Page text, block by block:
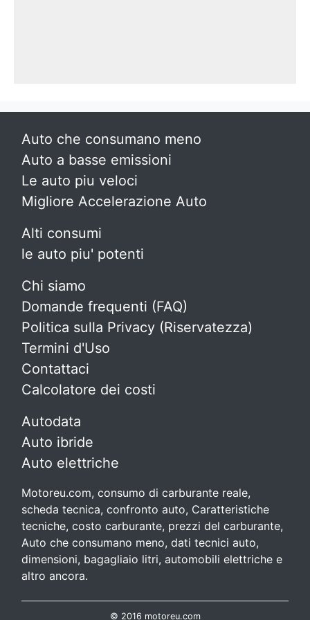
Auto che consumano meno
Auto a basse emissioni
Le auto piu veloci
Migliore Accelerazione Auto
Alti consumi
le auto piu' potenti
Chi siamo
Domande frequenti (FAQ)
Politica sulla Privacy (Riservatezza)
Termini d'Uso
Contattaci
Calcolatore dei costi
Autodata
Auto ibride
Auto elettriche
Motoreu.com, consumo di carburante reale,
scheda tecnica, confronto auto, Caratteristiche
tecniche, costo carburante, prezzi del carburante,
Auto che consumano meno, dati tecnici auto,
dimensioni, bagagliaio litri, automobili elettriche e
altro ancora.
© 2016 motoreu.com